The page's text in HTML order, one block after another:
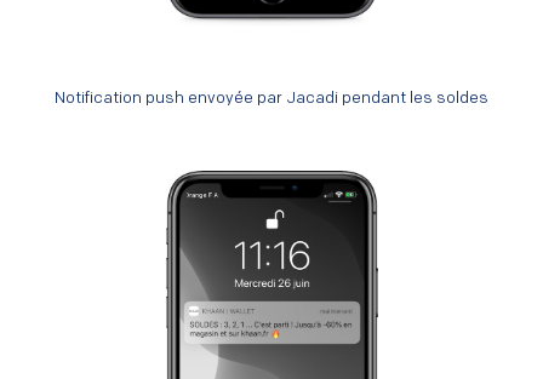
Notification push envoyée par Jacadi pendant les soldes